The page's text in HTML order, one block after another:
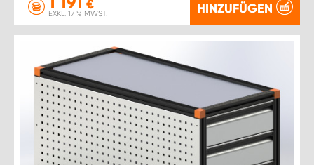
€
EXKL. 17 % MWST. HINZUFÜGEN